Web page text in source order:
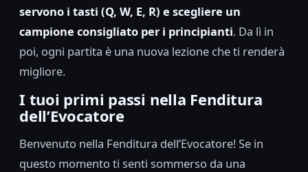
servono i tasti (Q, W, E, R) e scegliere un
campione consigliato per i principianti. Da lì in
poi, ogni partita è una nuova lezione che ti renderà
migliore.
I tuoi primi passi nella Fenditura
dell’Evocatore
Benvenuto nella Fenditura dell’Evocatore! Se in
questo momento ti senti sommerso da una